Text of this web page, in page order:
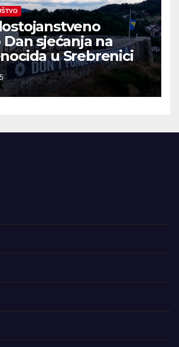
sjećanja na
u Srebrenici